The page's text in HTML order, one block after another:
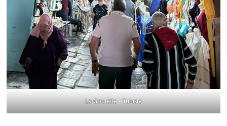
La Goulette – Tunisie